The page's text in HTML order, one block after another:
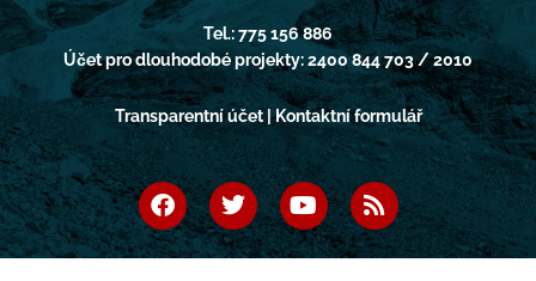
Tel.: 775 156 886
Účet pro dlouhodobé projekty: 2400 844 703 / 2010
Transparentní účet | Kontaktní formulář
F
a
c
e
T
w
i
t
Y
o
u
t
R
s
s